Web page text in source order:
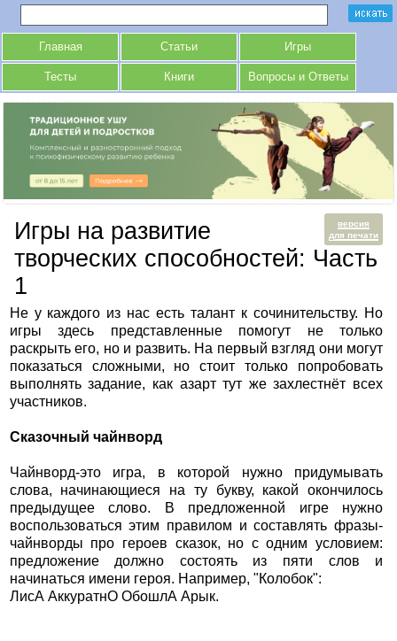
Главная Статьи Игры
Тесты Книги Вопросы и Ответы
версия
для печати
Игры на развитие
творческих способностей: Часть
1
Не у каждого из нас есть талант к сочинительству. Но
игры здесь представленные помогут не только
раскрыть его, но и развить. На первый взгляд они могут
показаться сложными, но стоит только попробовать
выполнять задание, как азарт тут же захлестнёт всех
участников.
Сказочный чайнворд
Чайнворд-это игра, в которой нужно придумывать
слова, начинающиеся на ту букву, какой окончилось
предыдущее слово. В предложенной игре нужно
воспользоваться этим правилом и составлять фразы-
чайнворды про героев сказок, но с одним условием:
предложение должно состоять из пяти слов и
начинаться имени героя. Например, "Колобок":
ЛисА АккуратнО ОбошлА Арык.